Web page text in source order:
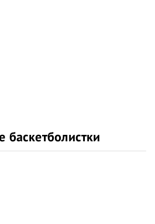
баскетболистки